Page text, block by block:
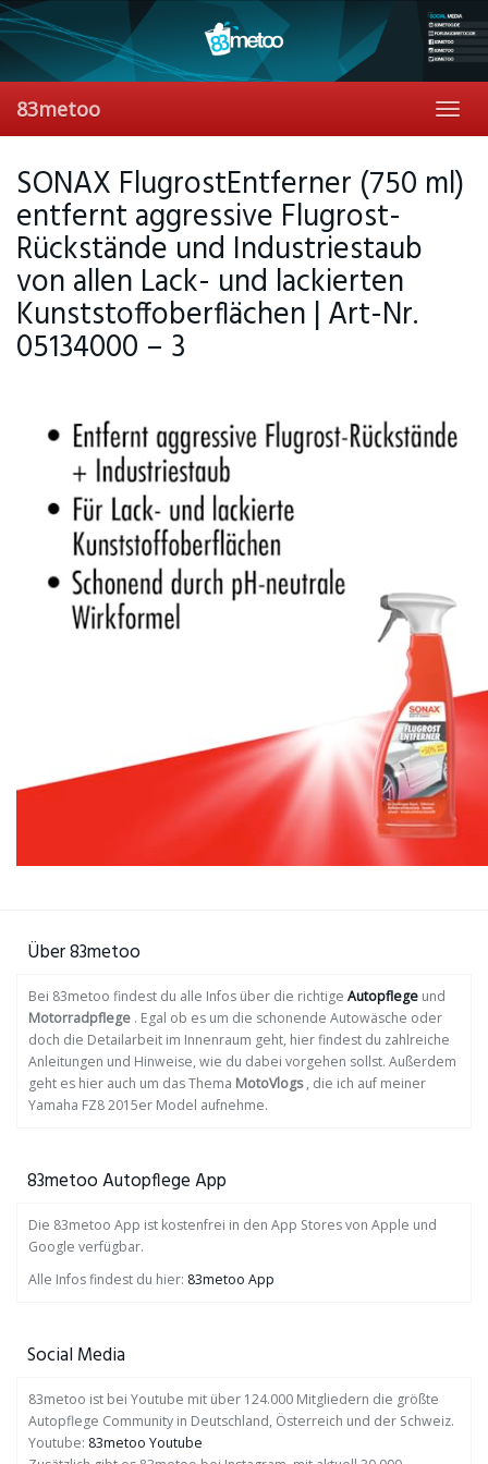
Skip
to
content
83metoo
SONAX FlugrostEntferner (750 ml)
entfernt aggressive Flugrost-
Rückstände und Industriestaub
von allen Lack- und lackierten
Kunststoffoberflächen | Art-Nr.
05134000 – 3
Über 83metoo
Bei 83metoo findest du alle Infos über die richtige Autopflege und
Motorradpflege . Egal ob es um die schonende Autowäsche oder
doch die Detailarbeit im Innenraum geht, hier findest du zahlreiche
Anleitungen und Hinweise, wie du dabei vorgehen sollst. Außerdem
geht es hier auch um das Thema MotoVlogs, die ich auf meiner
Yamaha FZ8 2015er Model aufnehme.
83metoo Autopflege App
Die 83metoo App ist kostenfrei in den App Stores von Apple und
Google verfügbar.
Alle Infos findest du hier: 83metoo App
Social Media
83metoo ist bei Youtube mit über 124.000 Mitgliedern die größte
Autopflege Community in Deutschland, Österreich und der Schweiz.
Youtube: 83metoo Youtube